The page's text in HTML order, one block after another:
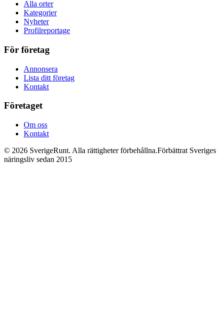
Alla orter
Kategorier
Nyheter
Profilreportage
För företag
Annonsera
Lista ditt företag
Kontakt
Företaget
Om oss
Kontakt
© 2026 SverigeRunt. Alla rättigheter förbehållna.Förbättrat Sveriges
näringsliv sedan 2015